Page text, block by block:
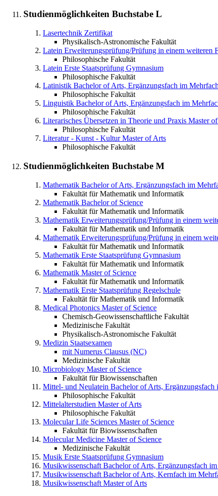
Studienmöglichkeiten Buchstabe L
Lasertechnik Zertifikat
Physikalisch-Astronomische Fakultät
Latein Erweiterungsprüfung/Prüfung in einem weiteren
Philosophische Fakultät
Latein Erste Staatsprüfung Gymnasium
Philosophische Fakultät
Latinistik Bachelor of Arts, Ergänzungsfach im
Philosophische Fakultät
Linguistik Bachelor of Arts, Ergänzungsfach im
Philosophische Fakultät
Literarisches Übersetzen in Theorie und Praxis Master
Philosophische Fakultät
Literatur - Kunst - Kultur Master of Arts
Philosophische Fakultät
Studienmöglichkeiten Buchstabe M
Mathematik Bachelor of Arts, Ergänzungsfach im
Fakultät für Mathematik und Informatik
Mathematik Bachelor of Science
Fakultät für Mathematik und Informatik
Mathematik Erweiterungsprüfung/Prüfung in einem
Fakultät für Mathematik und Informatik
Mathematik Erweiterungsprüfung/Prüfung in einem
Fakultät für Mathematik und Informatik
Mathematik Erste Staatsprüfung Gymnasium
Fakultät für Mathematik und Informatik
Mathematik Master of Science
Fakultät für Mathematik und Informatik
Mathematik Erste Staatsprüfung Regelschule
Fakultät für Mathematik und Informatik
Medical Photonics Master of Science
Chemisch-Geowissenschaftliche Fakultät
Medizinische Fakultät
Physikalisch-Astronomische Fakultät
Medizin Staatsexamen
mit Numerus Clausus (NC)
Medizinische Fakultät
Microbiology Master of Science
Fakultät für Biowissenschaften
Mittel- und Neulatein Bachelor of Arts,
Philosophische Fakultät
Mittelalterstudien Master of Arts
Philosophische Fakultät
Molecular Life Sciences Master of Science
Fakultät für Biowissenschaften
Molecular Medicine Master of Science
Medizinische Fakultät
Musik Erste Staatsprüfung Gymnasium
Musikwissenschaft Bachelor of Arts, Ergänzungsfach
Musikwissenschaft Bachelor of Arts, Kernfach im
Musikwissenschaft Master of Arts